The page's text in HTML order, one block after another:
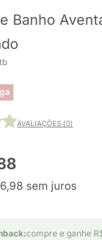
Banho
AVALIAÇÕES (0)
sem juros
compre e ganhe